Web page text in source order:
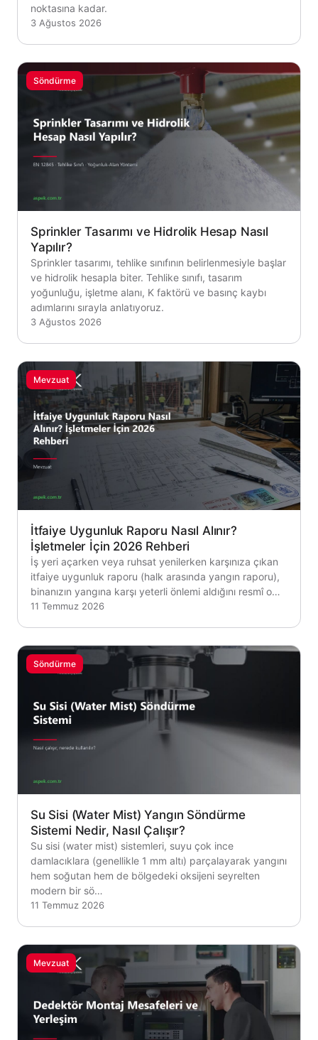
noktasına kadar.
3 Ağustos 2026
Söndürme
Sprinkler Tasarımı ve Hidrolik Hesap Nasıl
Yapılır?
Sprinkler tasarımı, tehlike sınıfının belirlenmesiyle başlar
ve hidrolik hesapla biter. Tehlike sınıfı, tasarım
yoğunluğu, işletme alanı, K faktörü ve basınç kaybı
adımlarını sırayla anlatıyoruz.
3 Ağustos 2026
Mevzuat
İtfaiye Uygunluk Raporu Nasıl Alınır?
İşletmeler İçin 2026 Rehberi
İş yeri açarken veya ruhsat yenilerken karşınıza çıkan
itfaiye uygunluk raporu (halk arasında yangın raporu),
binanızın yangına karşı yeterli önlemi aldığını resmî o…
11 Temmuz 2026
Söndürme
Su Sisi (Water Mist) Yangın Söndürme
Sistemi Nedir, Nasıl Çalışır?
Su sisi (water mist) sistemleri, suyu çok ince
damlacıklara (genellikle 1 mm altı) parçalayarak yangını
hem soğutan hem de bölgedeki oksijeni seyrelten
modern bir sö…
11 Temmuz 2026
Mevzuat